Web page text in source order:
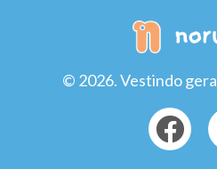
© 2026. Vestindo